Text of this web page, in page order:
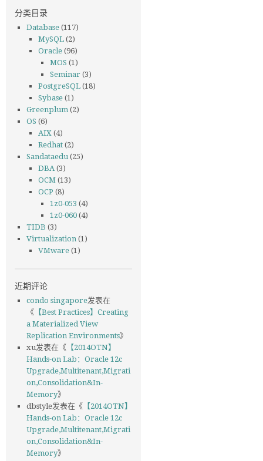
分类目录
Database (117)
MySQL (2)
Oracle (96)
MOS (1)
Seminar (3)
PostgreSQL (18)
Sybase (1)
Greenplum (2)
OS (6)
AIX (4)
Redhat (2)
Sandataedu (25)
DBA(3)
OCM (13)
OCP (8)
1z0-053 (4)
1z0-060 (4)
TIDB (3)
Virtualization (1)
VMware (1)
近期评论
condo singapore发表在
《 【Best Practices】Creating
a Materialized View
Replication Environments》
xu发表在《 【2014OTN】
Hands-on Lab：Oracle 12c
Upgrade,Multitenant,Migrati
on,Consolidation&In-
Memory》
dbstyle发表在《 【2014OTN】
Hands-on Lab：Oracle 12c
Upgrade,Multitenant,Migrati
on,Consolidation&In-
Memory》